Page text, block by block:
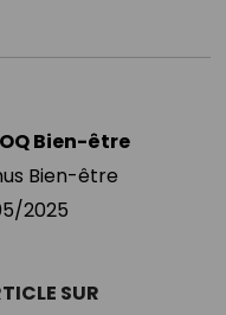
Bien-être
Bien-être
2025
SUR